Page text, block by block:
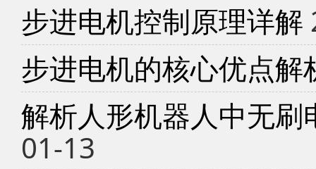
步进电机控制原理详解
步进电机的核心优点解
解析人形机器人中无
01-13